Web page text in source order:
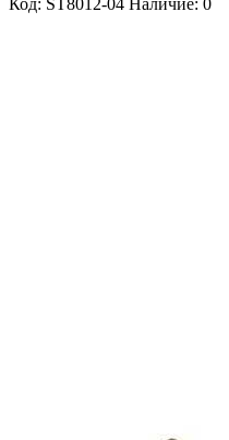
Код: ST8012-04 Наличие: 0